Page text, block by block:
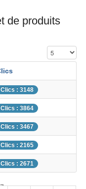
de produits
Affichage #
Clics : 3148
Clics : 3864
Clics : 3467
Clics : 2165
Clics : 2671